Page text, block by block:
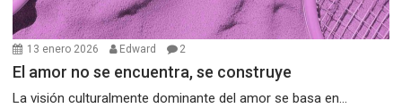
13 enero 2026 Edward 2
El amor no se encuentra, se construye
La visión culturalmente dominante del amor se basa en...